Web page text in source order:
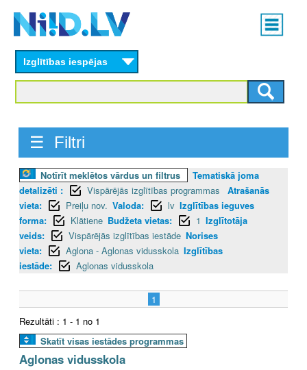
content
Main
menu
Izglītības iespējas
☰ Filtri
Notīrīt meklētos vārdus un filtrus
Tematiskā joma
detalizēti :
Vispārējās izglītības programmas
Atrašanās
vieta:
Preiļu nov. Valoda: lv Izglītības ieguves
forma:
Klātiene Budžeta vietas: 1 Izglītotāja
veids:
Vispārējās izglītības iestāde Norises
vieta:
Aglona - Aglonas vidusskola Izglītības
iestāde:
Aglonas vidusskola
1
Rezultāti : 1 - 1 no 1
Skatīt visas iestādes programmas
Aglonas vidusskola